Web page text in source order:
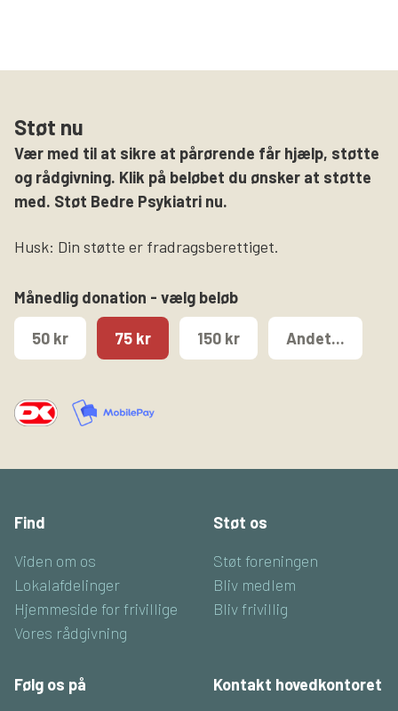
Støt nu
Vær med til at sikre at pårørende får hjælp, støtte
og rådgivning. Klik på beløbet du ønsker at støtte
med. Støt Bedre Psykiatri nu.
Husk: Din støtte er fradragsberettiget.
Månedlig donation - vælg beløb
50 kr 75 kr 150 kr Andet...
Find
Viden om os
Lokalafdelinger
Hjemmeside for frivillige
Vores rådgivning
Støt os
Støt foreningen
Bliv medlem
Bliv frivillig
Følg os på Kontakt hovedkontoret